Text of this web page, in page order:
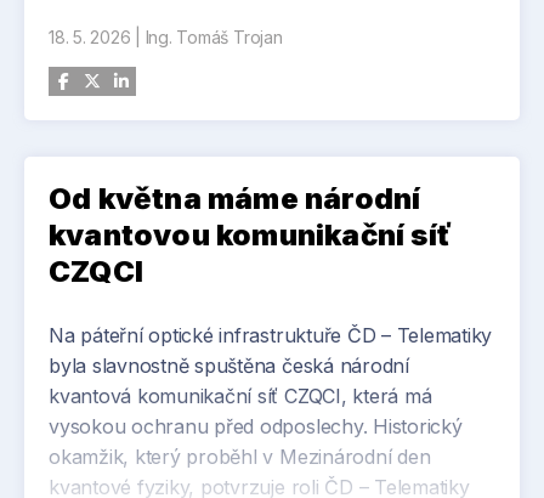
18. 5. 2026 Ing. Tomáš Trojan
Od května máme národní
kvantovou komunikační síť
CZQCI
Na páteřní optické infrastruktuře ČD – Telematiky
byla slavnostně spuštěna česká národní
kvantová komunikační síť CZQCI, která má
vysokou ochranu před odposlechy. Historický
okamžik, který proběhl v Mezinárodní den
kvantové fyziky, potvrzuje roli ČD – Telematiky